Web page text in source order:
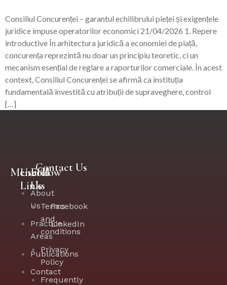
Consiliul Concurenței – garantul echilibrului pieței și exigențele
juridice impuse operatorilor economici 21/04/2026 1. Repere
introductive În arhitectura juridică a economiei de piață,
concurența reprezintă nu doar un principiu teoretic, ci un
mecanism esențial de reglare a raporturilor comerciale. În acest
context, Consiliul Concurenței se afirmă ca instituția
fundamentală învestită cu atribuții de supraveghere, control
[…]
Menu
About
Us
Practice
Areas
Publications
Contact
Useful
Links
Terms
and
conditions
Privacy
Policy
Frequently
Follow
Us
Facebook
LinkedIn
Contact Us